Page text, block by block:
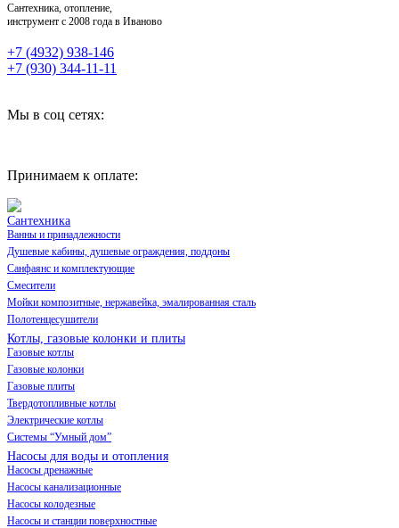
Сантехника, отопление,
инструмент с 2008 года в Иваново
+7 (4932) 938-146
+7 (930) 344-11-11
Мы в соц сетях:
Принимаем к оплате:
Сантехника
Ванны и принадлежности
Душевые кабины, душевые ограждения, поддоны
Санфаянс и комплектующие
Смесители
Мойки композитные, нержавейка, эмалированная сталь
Полотенцесушители
Котлы, газовые колонки и плиты
Газовые котлы
Газовые колонки
Газовые плиты
Твердотопливные котлы
Электрические котлы
Системы “Умный дом”
Насосы для воды и отопления
Насосы дренажные
Насосы канализационные
Насосы колодезные
Насосы и станции поверхностные